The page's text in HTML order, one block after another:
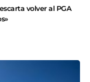
volver al PGA